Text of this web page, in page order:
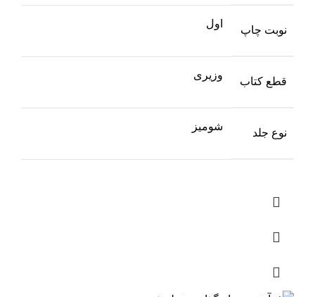
نوبت چاپ
اول
قطع کتاب
وزیری
نوع جلد
شومیز